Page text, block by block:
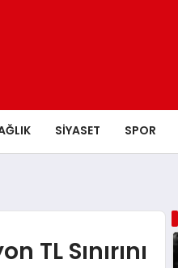
SIYASET SPOR
TL Sınırını